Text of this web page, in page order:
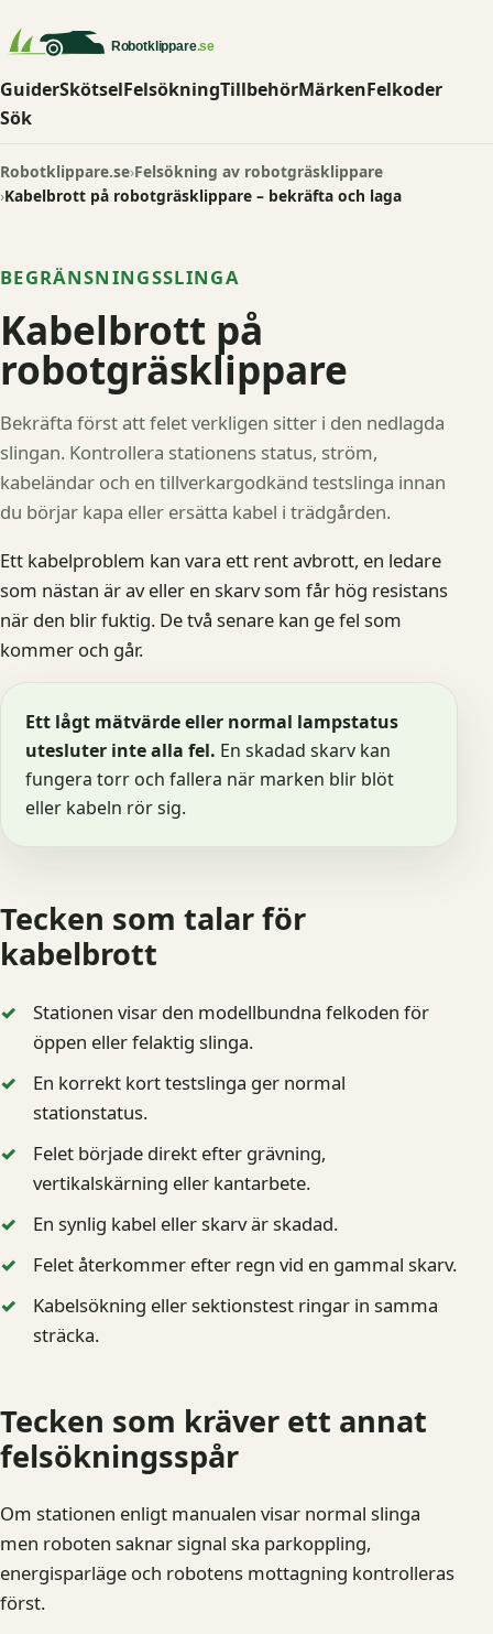
GuiderSkötselFelsökningTillbehörMärkenFelkoder
Sök
Robotklippare.se Felsökning av robotgräsklippare
Kabelbrott på robotgräsklippare – bekräfta och laga
BEGRÄNSNINGSSLINGA
Kabelbrott på
robotgräsklippare
Bekräfta först att felet verkligen sitter i den nedlagda
slingan. Kontrollera stationens status, ström,
kabeländar och en tillverkargodkänd testslinga innan
du börjar kapa eller ersätta kabel i trädgården.
Ett kabelproblem kan vara ett rent avbrott, en ledare
som nästan är av eller en skarv som får hög resistans
när den blir fuktig. De två senare kan ge fel som
kommer och går.
Ett lågt mätvärde eller normal lampstatus
utesluter inte alla fel. En skadad skarv kan
fungera torr och fallera när marken blir blöt
eller kabeln rör sig.
Tecken som talar för
kabelbrott
Stationen visar den modellbundna felkoden för
öppen eller felaktig slinga.
En korrekt kort testslinga ger normal
stationstatus.
Felet började direkt efter grävning,
vertikalskärning eller kantarbete.
En synlig kabel eller skarv är skadad.
Felet återkommer efter regn vid en gammal skarv.
Kabelsökning eller sektionstest ringar in samma
sträcka.
Tecken som kräver ett annat
felsökningsspår
Om stationen enligt manualen visar normal slinga
men roboten saknar signal ska parkoppling,
energisparläge och robotens mottagning kontrolleras
först.